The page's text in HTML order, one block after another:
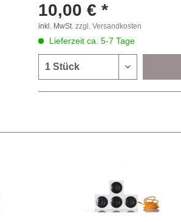
10,00 € *
inkl. MwSt. zzgl. Versandkosten
Lieferzeit ca. 5-7 Tage